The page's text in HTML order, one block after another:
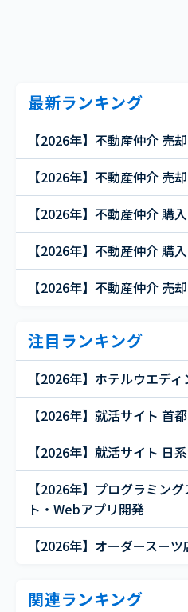
最新ランキング
【2026年】不動産仲介 売
【2026年】不動産仲介 売却
【2026年】不動産仲介 購入
【2026年】不動産仲介 購
【2026年】不動産仲介 売
注目ランキング
【2026年】ホテルウエデ
【2026年】就活サイト 首
【2026年】就活サイト 日
【2026年】プログラミン
ト・Webアプリ開発
【2026年】オーダースーツ
関連ランキング